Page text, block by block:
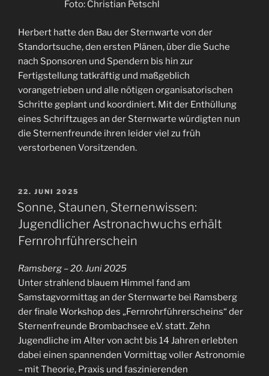
Foto: Christian Petschl
Herbert hatte den Bau der Sternwarte von der
Standortsuche, den ersten Plänen, über die Suche
nach Sponsoren und Spendern bis hin zur
Fertigstellung tatkräftig und maßgeblich
vorangetrieben und alle nötigen organisatorischen
Schritte geplant und koordiniert. Mit der Enthüllung
eines Schriftzuges an der Sternwarte würdigten nun
die Sternenfreunde ihren leider viel zu früh
verstorbenen Vorsitzenden.
VERÖFFENTLICHT
AM
22. JUNI 2025
Sonne, Staunen, Sternenwissen:
Jugendlicher Astronachwuchs erhält
Fernrohrführerschein
Ramsberg – 20. Juni 2025
Unter strahlend blauem Himmel fand am
Samstagvormittag an der Sternwarte bei Ramsberg
der finale Workshop des „Fernrohrführerscheins“ der
Sternenfreunde Brombachsee e.V. statt. Zehn
Jugendliche im Alter von acht bis 14 Jahren erlebten
dabei einen spannenden Vormittag voller Astronomie
– mit Theorie, Praxis und faszinierenden